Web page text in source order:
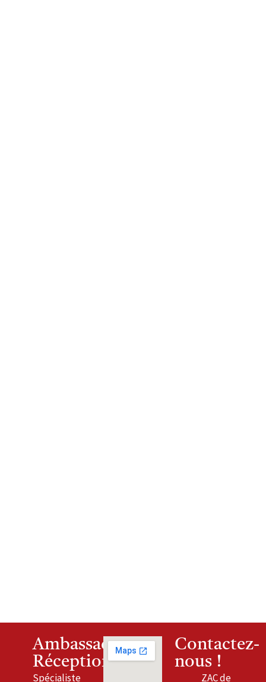
Ambassade
Réceptions
Spécialiste
Contactez-
nous !
ZAC de